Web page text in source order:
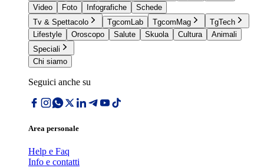
Video
Foto Infografiche
Schede
Tv & Spettacolo
TgcomLab TgcomMag
TgTech
Lifestyle
Oroscopo Salute Skuola Cultura
Animali
Speciali
Chi siamo
Seguici anche su
Area personale
Help e Faq
Info e contatti